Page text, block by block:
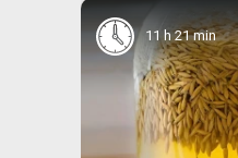
11 h 21 min